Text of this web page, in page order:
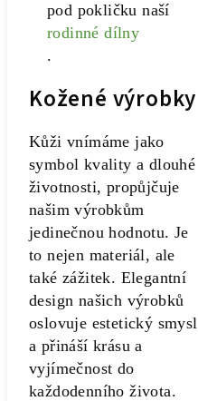
pod pokličku naší
rodinné dílny
.
Kožené výrobky
Kůži vnímáme jako
symbol kvality a dlouhé
životnosti, propůjčuje
našim výrobkům
jedinečnou hodnotu. Je
to nejen materiál, ale
také zážitek. Elegantní
design našich výrobků
oslovuje estetický smysl
a přináší krásu a
vyjímečnost do
každodenního života.